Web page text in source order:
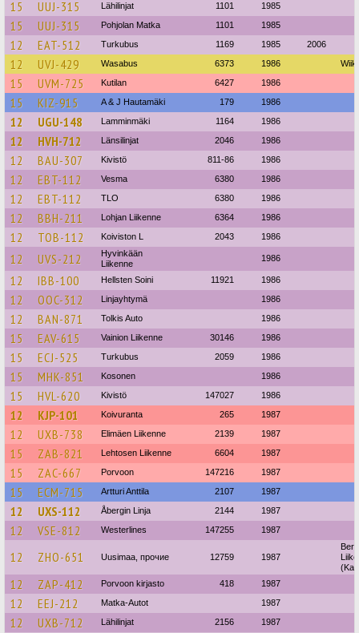
15 UUJ-315 Lähilinjat 1101 1985
15 UUJ-315 Pohjolan Matka 1101 1985
12 EAT-512 Turkubus 1169 1985 2006
12 UVJ-429 Wasabus 6373 1986 Wiik
15 UVM-725 Kutilan 6427 1986
15 KIZ-915 A & J Hautamäki 179 1986
12 UGU-148 Lamminmäki 1164 1986
12 HVH-712 Länsilinjat 2046 1986
12 BAU-307 Kivistö 811-86 1986
12 EBT-112 Vesma 6380 1986
12 EBT-112 TLO 6380 1986
12 BBH-211 Lohjan Liikenne 6364 1986
12 TOB-112 Koiviston L 2043 1986
12 UVS-212
Hyvinkään
Liikenne
1986
12 IBB-100 Hellsten Soini 11921 1986
12 OOC-312 Linjayhtymä 1986
12 BAN-871 Tolkis Auto 1986
15 EAV-615 Vainion Liikenne 30146 1986
15 ECJ-525 Turkubus 2059 1986
15 MHK-851 Kosonen 1986
15 HVL-620 Kivistö 147027 1986
12 KJP-101 Koivuranta 265 1987
12 UXB-738 Elimäen Liikenne 2139 1987
15 ZAB-821 Lehtosen Liikenne 6604 1987
15 ZAC-667 Porvoon 147216 1987
15 ECM-715 Artturi Anttila 2107 1987
12 UXS-112 Åbergin Linja 2144 1987
12 VSE-812 Westerlines 147255 1987
12 ZHO-651 Uusimaa, прочие 12759 1987
12 ZAP-412 Porvoon kirjasto 418 1987
12 EEJ-212 Matka-Autot 1987
12 UXB-712 Lähilinjat 2156 1987